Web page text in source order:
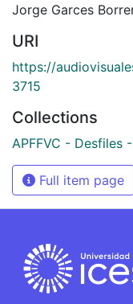
Jorge Garces
URI
https://
3715
Collections
APFFVC - Desfiles
Full item page